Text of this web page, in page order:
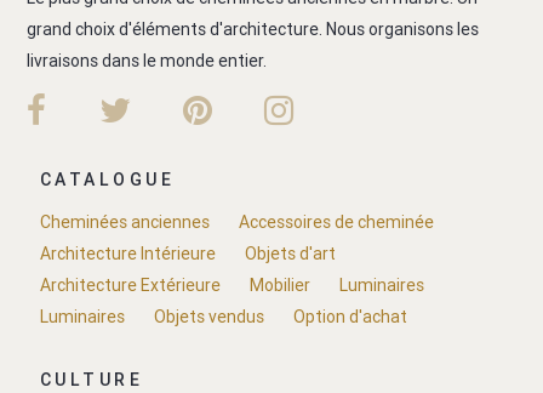
grand choix d'éléments d'architecture. Nous organisons les
livraisons dans le monde entier.
CATALOGUE
Cheminées anciennes
Accessoires de cheminée
Architecture Intérieure
Objets d'art
Architecture Extérieure
Mobilier
Luminaires
Luminaires
Objets vendus Option d'achat
CULTURE